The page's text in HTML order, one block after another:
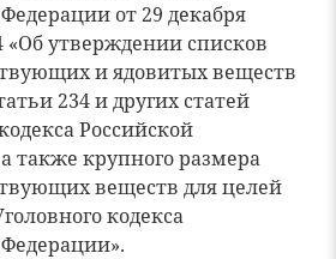
от 29 декабря
«Об утверждении списков
и ядовитых веществ
234 и других статей
Российской
также крупного размера
веществ для целей
кодекса